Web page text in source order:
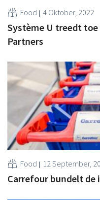
Food 4 Oktober, 2022
Système U treedt
Partners
Food 12 September,
Carrefour bundelt de